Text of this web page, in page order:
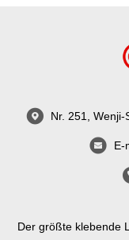
Nr. 251,
E-
Der größte klebende